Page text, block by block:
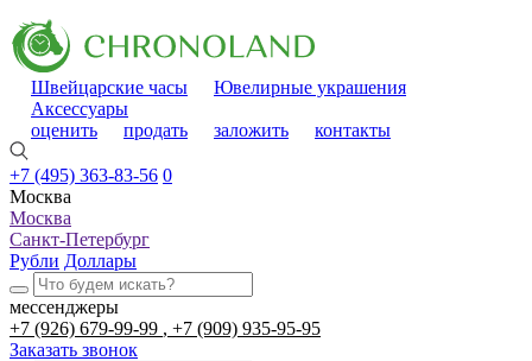
Швейцарские часы
Ювелирные украшения
Аксессуары
оценить
продать заложить контакты
+7 (495) 363-83-56 0
Москва
Москва
Санкт-Петербург
Рубли Доллары
мессенджеры
+7 (926) 679-99-99
+7 (909) 935-95-95
Заказать звонок